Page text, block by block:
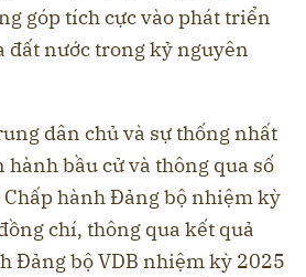
góp tích cực vào phát triển
đất nước trong kỷ nguyên
dân chủ và sự thống nhất
bầu cử và thông qua số
hành Đảng bộ nhiệm kỳ
chí, thông qua kết quả
Đảng bộ VDB nhiệm kỳ 2025